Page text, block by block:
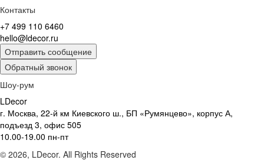
Контакты
+7 499 110 6460
hello@ldecor.ru
Отправить сообщение
Обратный звонок
Шоу-рум
LDecor
г. Москва, 22-й км Киевского ш., БП «Румянцево», корпус А,
подъезд 3, офис 505
10.00-19.00 пн-пт
© 2026, LDecor. All Rights Reserved